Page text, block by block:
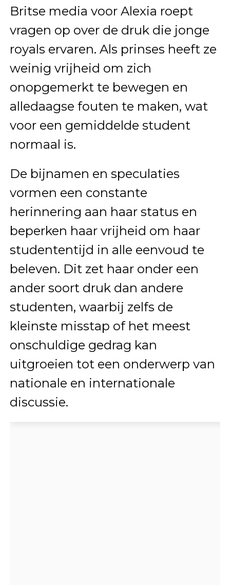
Britse media voor Alexia roept
vragen op over de druk die jonge
royals ervaren. Als prinses heeft ze
weinig vrijheid om zich
onopgemerkt te bewegen en
alledaagse fouten te maken, wat
voor een gemiddelde student
normaal is.
De bijnamen en speculaties
vormen een constante
herinnering aan haar status en
beperken haar vrijheid om haar
studententijd in alle eenvoud te
beleven. Dit zet haar onder een
ander soort druk dan andere
studenten, waarbij zelfs de
kleinste misstap of het meest
onschuldige gedrag kan
uitgroeien tot een onderwerp van
nationale en internationale
discussie.